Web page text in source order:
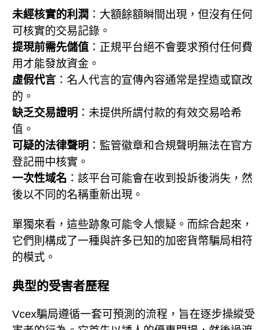
未經核實的利潤 ：大額餘額瞬間出現，但沒有任何
可核實的交易記錄。
提現前需先儲值 ：正規平台絕不會要求預付任何費
用才能發放資金。
虛假代言 ：名人代言的宣傳內容通常是捏造或竄改
的。
缺乏交易證明 ：未提供所謂付款的有效交易哈希
值。
可疑的法律聲明 ：監管徽章和合規聲明無法在官方
登記冊中核實。
一次性域名 ：該平台可能會在收到投訴後消失，然
後以不同的名稱重新出現。
單獨來看，這些跡象可能令人懷疑。而綜合起來，
它們則構成了一種與許多已知的加密貨幣騙局相符
的模式。
典型的受害者歷程
Vcex騙局遵循一套可預測的流程，旨在逐步操縱受